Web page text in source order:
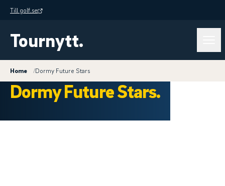
Till golf.se
Tournytt.
Home /Dormy Future Stars
Dormy Future Stars.